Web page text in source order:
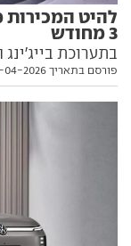
3 מחודש
בתערוכת
שלאחרונה סבל
פורסם בתאריך 26-04-2026